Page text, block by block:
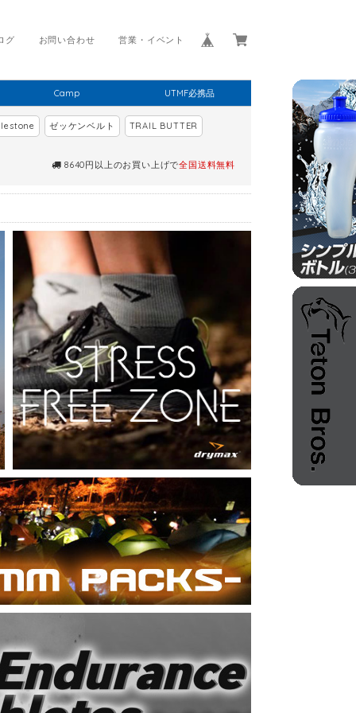
営業・イベント
お問い合わせ
グ
Camp UTMF必携品
ゼッケンベルト TRAIL BUTTER
8640円以上のお買い上げで全国送料無料